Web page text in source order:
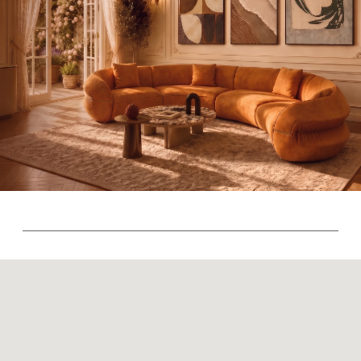
© 2026 Sky Living
Политика конфиденциальности
Политика возврата товаров